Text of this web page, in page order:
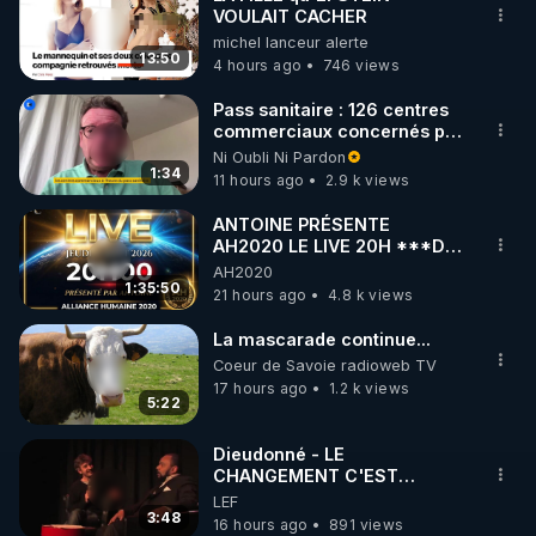
🌱 INSTAGRAM
https://www.instagram.com/rdlr_thierrycasasnovas/
http://rgnr.li/instagram
🌱 LA NEWSLETTER
Pour ne pas rater l’actualité RGNR (stages,
http://rgnr.li/news
🌱 VIDÉOS NON CENSURÉES SUR ODYSEE
Toutes les vidéos Youtube sont aussi sur la
http://rgnr.li/odysee
🌱 LES STAGES EN PRÉSENTIEL
http://rgnr.li/stages
13:50
VOULAIT CACHER
michel lanceur alerte
4 hours ago
746 views
1:34
Pass sanitaire : 126 centres
commerciaux concernés par
l'obligation dans toute la
France
Ni Oubli Ni Pardon
11 hours ago
2.9 k views
1:35:50
ANTOINE PRÉSENTE
AH2020 LE LIVE 20H ***DU
06/08/2026***
AH2020
21 hours ago
4.8 k views
5:22
La mascarade continue...
Coeur de Savoie radioweb TV
17 hours ago
1.2 k views
3:48
Dieudonné - LE
CHANGEMENT C'EST
MAINTENANT
LEF
16 hours ago
891 views